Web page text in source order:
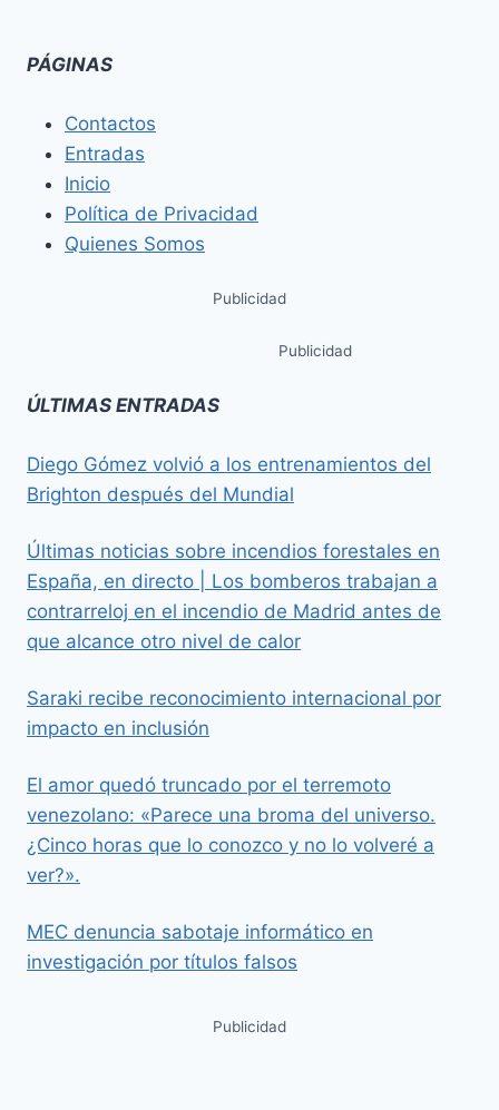
PÁGINAS
Contactos
Entradas
Inicio
Política de Privacidad
Quienes Somos
Publicidad
Publicidad
ÚLTIMAS ENTRADAS
Diego Gómez volvió a los entrenamientos del
Brighton después del Mundial
Últimas noticias sobre incendios forestales en
España, en directo | Los bomberos trabajan a
contrarreloj en el incendio de Madrid antes de
que alcance otro nivel de calor
Saraki recibe reconocimiento internacional por
impacto en inclusión
El amor quedó truncado por el terremoto
venezolano: «Parece una broma del universo.
¿Cinco horas que lo conozco y no lo volveré a
ver?».
MEC denuncia sabotaje informático en
investigación por títulos falsos
Publicidad